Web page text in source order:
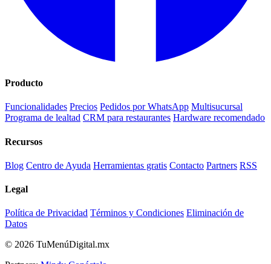
Producto
Funcionalidades Precios Pedidos por WhatsApp Multisucursal
Programa de lealtad CRM para restaurantes Hardware recomendado
Recursos
Blog Centro de Ayuda Herramientas gratis Contacto Partners RSS
Legal
Política de Privacidad Términos y Condiciones Eliminación de
Datos
© 2026 TuMenúDigital.mx